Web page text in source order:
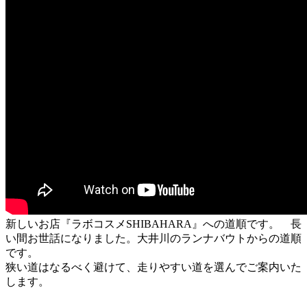
新しいお店『ラボコスメSHIBAHARA』への道順です。 長
い間お世話になりました。大井川のランナバウトからの道順
です。
狭い道はなるべく避けて、走りやすい道を選んでご案内いた
します。